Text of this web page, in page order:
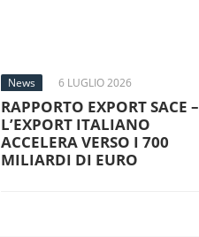
News 6 LUGLIO 2026
RAPPORTO EXPORT SACE –
L’EXPORT ITALIANO
ACCELERA VERSO I 700
MILIARDI DI EURO